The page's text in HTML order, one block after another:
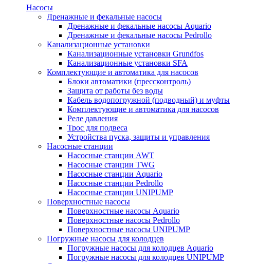
Насосы
Дренажные и фекальные насосы
Дренажные и фекальные насосы Aquario
Дренажные и фекальные насосы Pedrollo
Канализационные установки
Канализационные установки Grundfos
Канализационные установки SFA
Комплектующие и автоматика для насосов
Блоки автоматики (прессконтроль)
Защита от работы без воды
Кабель водопогружной (подводный) и муфты
Комплектующие и автоматика для насосов
Реле давления
Трос для подвеса
Устройства пуска, защиты и управления
Насосные станции
Насосные станции AWT
Насосные станции TWG
Насосные станции Aquario
Насосные станции Pedrollo
Насосные станции UNIPUMP
Поверхностные насосы
Поверхностные насосы Aquario
Поверхностные насосы Pedrollo
Поверхностные насосы UNIPUMP
Погружные насосы для колодцев
Погружные насосы для колодцев Aquario
Погружные насосы для колодцев UNIPUMP